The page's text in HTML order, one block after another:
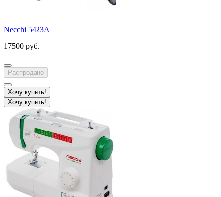
Necchi 5423A
17500 руб.
Распродано
Хочу купить!
Хочу купить!